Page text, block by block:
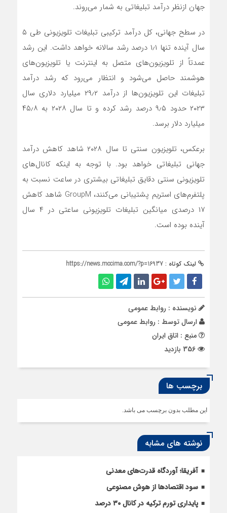
جهان ازنظر درآمد تبلیغاتی به شمار می‌روند.
در سطح جهانی، کل درآمد ترکیبی تبلیغات تلویزیونی طی ۵
سال آینده تنها ۱٫۱ درصد رشد سالانه خواهد داشت. این رشد
عمدتاً از تلویزیون‌های متصل به اینترنت یا تلویزیون‌های
هوشمند حاصل می‌شود و انتظار می‌رود که رشد درآمد
تبلیغات این تلویزیون‌ها از درآمد ۲۹٫۲ میلیارد دلاری سال
۲۰۲۳ حدود ۹٫۵ درصد رشد کرده و تا سال ۲۰۲۸ به ۴۵٫۸
میلیارد دلار برسد.
برعکس، تلویزیون سنتی تا سال ۲۰۲۸ شاهد کاهش درآمد
جهانی تبلیغاتی خواهد بود. با توجه به اینکه کانال‌های
تلویزیونی سنتی دقایق تبلیغاتی بیشتری در ساعت نسبت به
پلتفرم‌های استریم پشتیبانی می‌کنند، GroupM شاهد کاهش
۱۷ درصدی میانگین تبلیغات تلویزیونی ساعتی در ۴ سال
آینده بوده است.
لینک کوتاه : https://news.mccima.com/?p=16937
نویسنده : روابط عمومی
ارسال توسط : روابط عمومی
منبع : اتاق ایران
برچسب ها
این مطلب بدون برچسب می باشد.
نوشته های مشابه
آفریقا؛ آوردگاه قدرت‌های معدنی
سود اقتصاد‌ها از هوش مصنوعی
پایداری تورم ترکیه در کانال ۳۰ درصد